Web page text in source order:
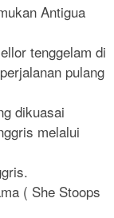
Antigua
tenggelam di
pulang
dikuasai
melalui
( She Stoops